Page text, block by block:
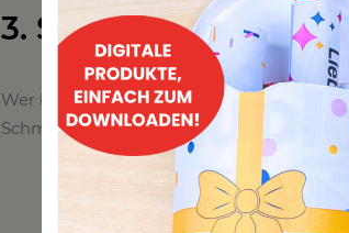
3.
Wer liebt es nicht, sich einzigartige
Schmetterlinge noch schlüpfen, könnt ihr